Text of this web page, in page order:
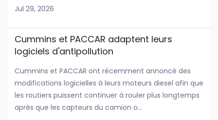
Jul 29, 2026
Cummins et PACCAR adaptent leurs
logiciels d'antipollution
Cummins et PACCAR ont récemment annoncé des
modifications logicielles à leurs moteurs diesel afin que
les routiers puissent continuer à rouler plus longtemps
après que les capteurs du camion o...